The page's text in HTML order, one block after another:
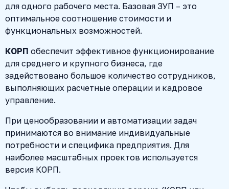
для одного рабочего места. Базовая ЗУП – это
оптимальное соотношение стоимости и
функциональных возможностей.
КОРП обеспечит эффективное функционирование
для среднего и крупного бизнеса, где
задействовано большое количество сотрудников,
выполняющих расчетные операции и кадровое
управление.
При ценообразовании и автоматизации задач
принимаются во внимание индивидуальные
потребности и специфика предприятия. Для
наиболее масштабных проектов используется
версия КОРП.